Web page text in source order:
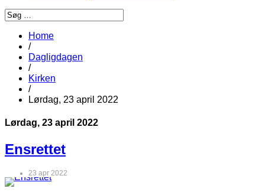
Home
/
Dagligdagen
/
Kirken
/
Lørdag, 23 april 2022
Lørdag, 23 april 2022
Ensrettet
23 apr 2022